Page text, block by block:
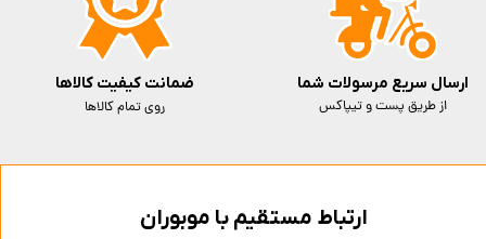
ارتباط مستقیم با موبوران
ارسال سریع مرسولات شما
از طریق پست و تیپاکس
ضمانت کیفیت کالاها
روی تمام کالاها